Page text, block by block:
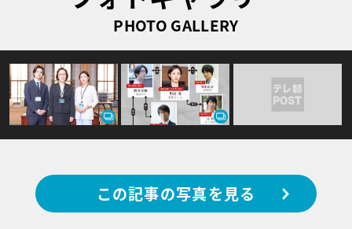
PHOTO GALLERY
この記事の写真を見る